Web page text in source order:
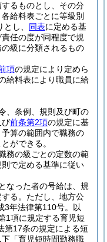
るものとし、その分
給料表ごとに等級別
し、 同表に定める基
任の度が同程度で規
級に分類されるもの
項の規定により定めら
給料表により職員に給
、条例、規則及び町の
び前条第2項の規定に基
算の範囲内で職務の
ができる。
務の級ごとの定数の範
で定める基準に従い
なった者の号給は、規
る。 ただし、地方公
3年法律第110号。以
1項に規定する育児短
第17条の規定による短
「育児短時間勤務職